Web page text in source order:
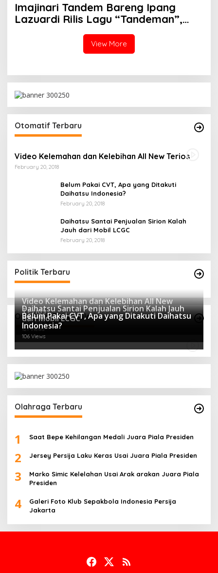
Agustus di seluruh bioskop
Penonton Mulai 9 Juli 2026
Imajinari Tandem Bareng Ipang
Lazuardi Rilis Lagu “Tandeman”,
Jadi OST Film Operasi Pesta Copet,
Berkisah Tentang Persahabatan
View More
Otomatif Terbaru
Video Kelemahan dan Kelebihan All New Terios
February 20, 2018
Belum Pakai CVT, Apa yang Ditakuti
Daihatsu Indonesia?
February 20, 2018
Daihatsu Santai Penjualan Sirion Kalah
Jauh dari Mobil LCGC
February 20, 2018
Politik Terbaru
Otomotif Terpopuler
Video Kelemahan dan Kelebihan All New
Terios
166 Views
Daihatsu Santai Penjualan Sirion Kalah Jauh
dari Mobil LCGC
121 Views
Belum Pakai CVT, Apa yang Ditakuti Daihatsu
Indonesia?
106 Views
Olahraga Terbaru
1 Saat Bepe Kehilangan Medali Juara Piala Presiden
2 Jersey Persija Laku Keras Usai Juara Piala Presiden
3
Marko Simic Kelelahan Usai Arak arakan Juara Piala
Presiden
4
Galeri Foto Klub Sepakbola Indonesia Persija
Jakarta